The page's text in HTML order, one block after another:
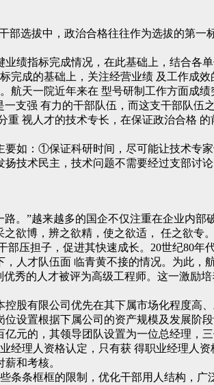
选拔中，政治合格往往作为选拔的第一
绩指标完成情况，在此基础上，结合各
成的基础上，关注经营业绩 及工作成效
天一院近年来在 型号研制工作方面成绩
支强 有力的干部队伍，而这支干部队伍
视人才的技术专长，在保证政治合格
如：①保证科研时间，尽可能让技术专
技术民主，技术问题不需要经过支部讨
。”越来越多的国企不仅注重在企业内
欲博，辨之欲精，使之欲适， 任之欲专
压担子，促进其快速成长。20世纪80年
人才队伍面 临青黄不接的情况。为此，
秀的人才被评为高级工程师。这一激励
股有限公司优先在其下属市场化程度高
设置根据下属公司的资产规模及发展阶
元的，其领导团队设置为一位总经理，三
理人资格认定，只有获 得职业经理人
和考核。
条条框框的限制，优化干部用人结构，